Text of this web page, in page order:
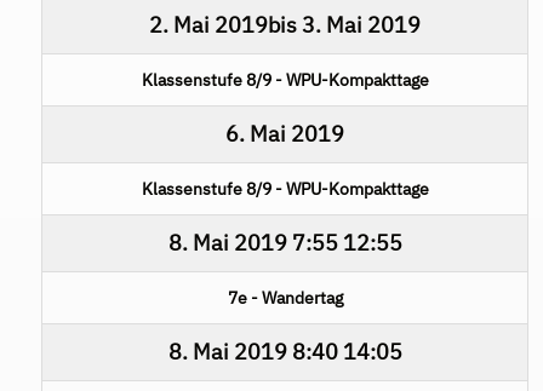
2. Mai 2019bis3. Mai 2019
Klassenstufe 8/9 - WPU-Kompakttage
6. Mai 2019
Klassenstufe 8/9 - WPU-Kompakttage
8. Mai 20197:55 12:55
7e - Wandertag
8. Mai 20198:40 14:05